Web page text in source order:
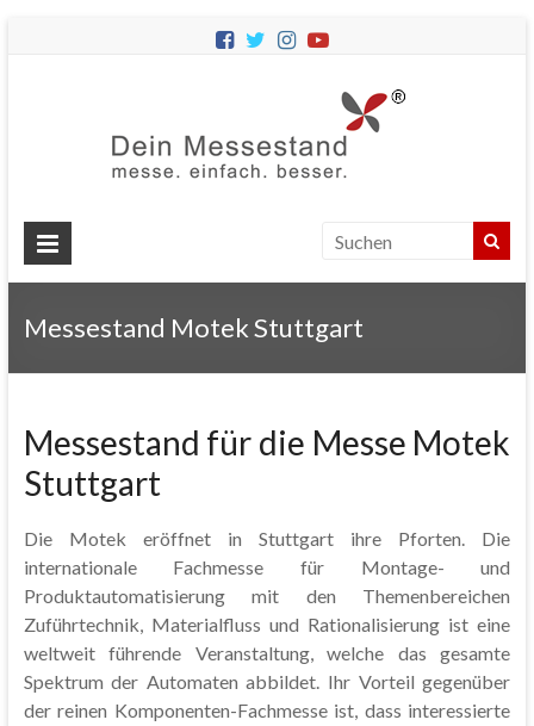
Messestände
für
Messestand Motek Stuttgart
Messestand für die Messe Motek
Stuttgart
Die Motek eröffnet in Stuttgart ihre Pforten. Die
internationale Fachmesse für Montage- und
Produktautomatisierung mit den Themenbereichen
Zuführtechnik, Materialfluss und Rationalisierung ist eine
weltweit führende Veranstaltung, welche das gesamte
Spektrum der Automaten abbildet. Ihr Vorteil gegenüber
der reinen Komponenten-Fachmesse ist, dass interessierte